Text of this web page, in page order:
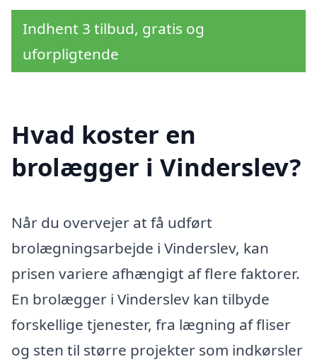
Indhent 3 tilbud, gratis og
uforpligtende
Hvad koster en
brolægger i Vinderslev?
Når du overvejer at få udført
brolægningsarbejde i Vinderslev, kan
prisen variere afhængigt af flere faktorer.
En brolægger i Vinderslev kan tilbyde
forskellige tjenester, fra lægning af fliser
og sten til større projekter som indkørsler